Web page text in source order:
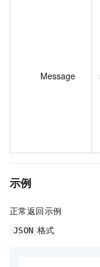
Message
示例
正常返回示例
JSON 格式